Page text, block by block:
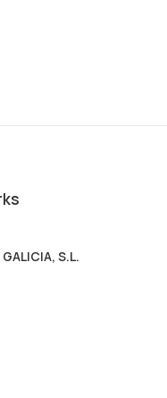
S.L.